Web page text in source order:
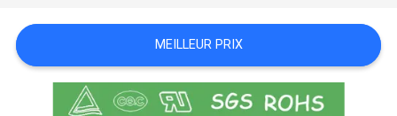
CONTACT
NOUVELLES
MEILLEUR PRIX